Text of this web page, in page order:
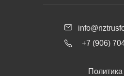
+7 (906)
Политика